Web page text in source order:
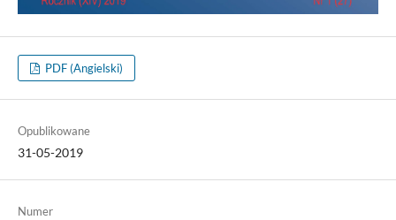
PDF (Angielski)
Opublikowane
31-05-2019
Numer